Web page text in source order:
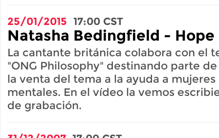
25/01/2015 17:00 CST
Natasha Bedingfield - Hope
La cantante británica colabora con el
"ONG Philosophy" destinando parte
la venta del tema a la ayuda a
mentales. En el vídeo la vemos
de grabación.